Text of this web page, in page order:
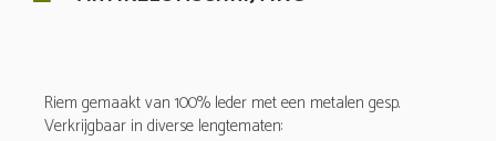
Riem gemaakt van 100% leder met een metalen gesp.
Verkrijgbaar in diverse lengtematen: